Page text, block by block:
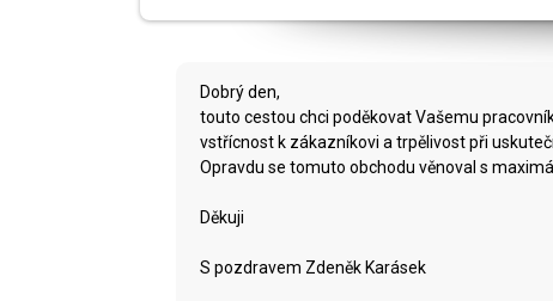
Dobrý den,
touto cestou chci poděkovat Vašemu
vstřícnost k zákazníkovi a trpělivost při
Opravdu se tomuto obchodu věnoval s
Děkuji
S pozdravem Zdeněk Karásek